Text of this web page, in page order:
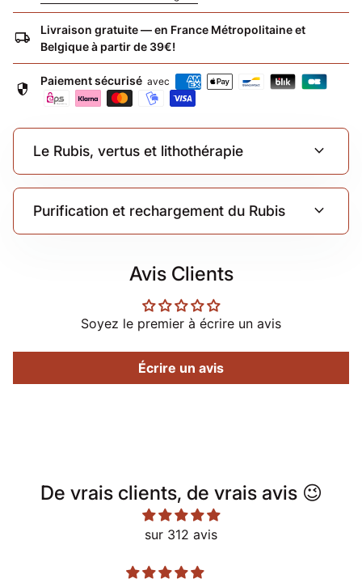
local_shipping
Livraison gratuite — en France Métropolitaine et
Belgique à partir de 39€!
security Paiement sécurisé avec
Le Rubis, vertus et lithothérapie expand_more
Purification et rechargement du Rubis expand_more
Avis Clients
Soyez le premier à écrire un avis
Écrire un avis
De vrais clients, de vrais avis 😉
sur 312 avis